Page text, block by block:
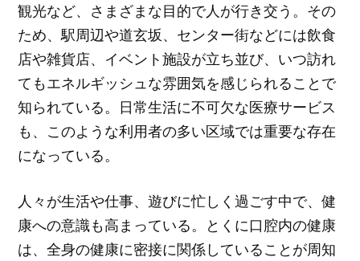
観光など、さまざまな目的で人が行き交う。その
ため、駅周辺や道玄坂、センター街などには飲食
店や雑貨店、イベント施設が立ち並び、いつ訪れ
てもエネルギッシュな雰囲気を感じられることで
知られている。日常生活に不可欠な医療サービス
も、このような利用者の多い区域では重要な存在
になっている。
人々が生活や仕事、遊びに忙しく過ごす中で、健
康への意識も高まっている。とくに口腔内の健康
は、全身の健康に密接に関係していることが周知